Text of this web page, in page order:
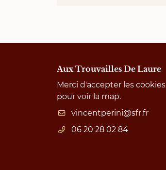
Aux Trouvailles De Laure
Merci d'accepter les cookies
pour voir la map.
06 20 28 02 84